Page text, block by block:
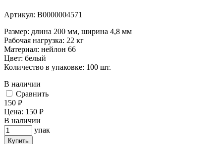
Артикул: В0000004571
Размер: длина 200 мм, ширина 4,8 мм
Рабочая нагрузка: 22 кг
Материал: нейлон 66
Цвет: белый
Количество в упаковке: 100 шт.
В наличии
Cравнить
150 руб.
Цена: 150 руб.
В наличии
упак
Купить